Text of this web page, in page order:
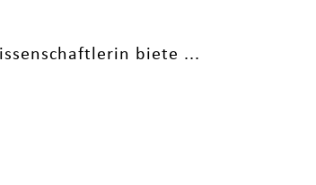
biete ...